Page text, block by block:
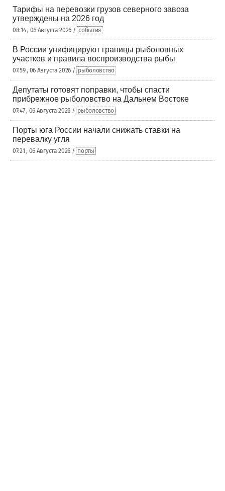
Тарифы на перевозки грузов северного завоза
утверждены на 2026 год
08:14 , 06 Августа 2026 / события
В России унифицируют границы рыболовных
участков и правила воспроизводства рыбы
07:59 , 06 Августа 2026 / рыболовство
Депутаты готовят поправки, чтобы спасти
прибрежное рыболовство на Дальнем Востоке
07:47 , 06 Августа 2026 / рыболовство
Порты юга России начали снижать ставки на
перевалку угля
07:21 , 06 Августа 2026 / порты